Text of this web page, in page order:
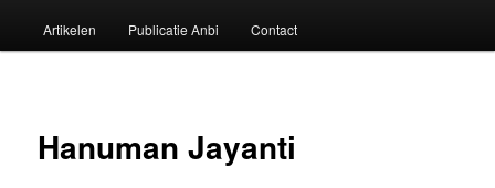
naar
Artikelen Publicatie Anbi Contact
Hanuman Jayanti